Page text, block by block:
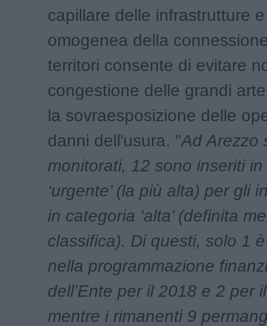
capillare delle infrastrutture
omogenea della
territori consente di evitare
congestione delle grandi
la sovraesposizione delle
danni dell'usura. "Ad Arezzo
monitorati, 12 sono inseriti
‘urgente’ (la più alta) per gli
in categoria ‘alta’ (definita
classifica). Di questi, solo 1
nella programmazione
dell’Ente per il 2018 e 2 per
mentre i rimanenti 9